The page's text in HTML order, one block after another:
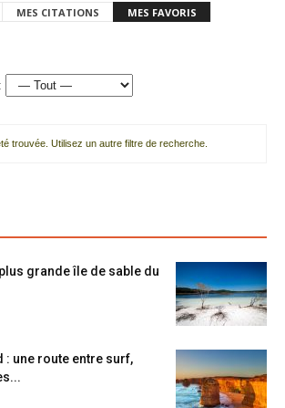
MES CITATIONS MES FAVORIS
trouvée. Utilisez un autre filtre de recherche.
grande île de sable du
: une route entre surf,